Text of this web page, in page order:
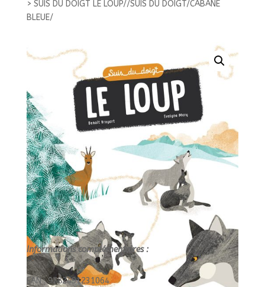
> SUIS DU DOIGT LE LOUP//SUIS DU DOIGT/CABANE
BLEUE/
DOIGT
DU
DOIGT/CABANE
Informations complémentaires :
EAN : 9782491231064